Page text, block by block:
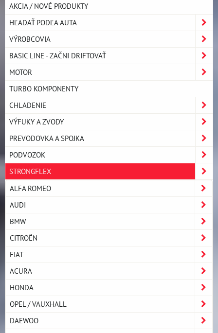
AKCIA / NOVÉ PRODUKTY
HĽADAŤ PODĽA AUTA
VÝROBCOVIA
BASIC LINE - ZAČNI DRIFTOVAŤ
MOTOR
TURBO KOMPONENTY
CHLADENIE
VÝFUKY A ZVODY
PREVODOVKA A SPOJKA
PODVOZOK
STRONGFLEX
ALFA ROMEO
AUDI
BMW
CITROËN
FIAT
ACURA
HONDA
OPEL / VAUXHALL
DAEWOO